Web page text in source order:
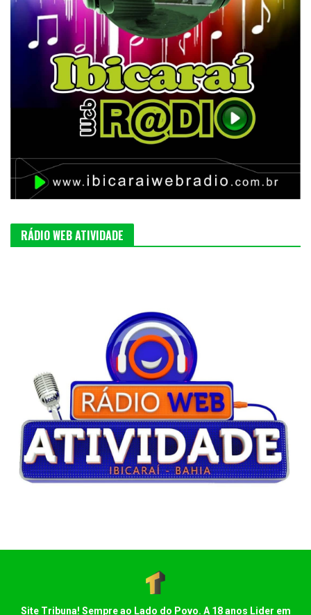
RÁDIO WEB ATIVIDADE
Site Tribuna! Sempre ao Lado do Povo. A 18 anos Lider em